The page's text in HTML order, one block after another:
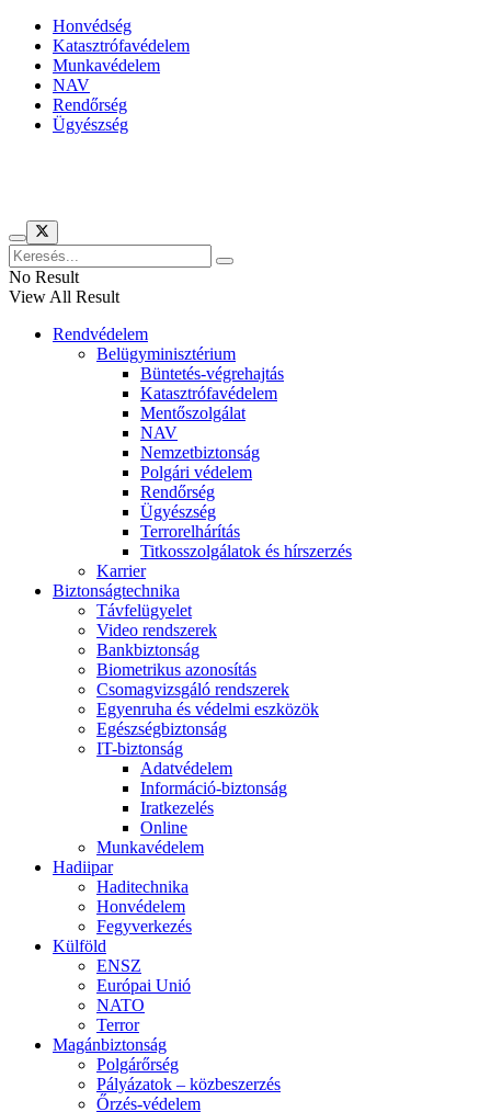
Honvédség
Katasztrófavédelem
Munkavédelem
NAV
Rendőrség
Ügyészség
No Result
View All Result
Rendvédelem
Belügyminisztérium
Büntetés-végrehajtás
Katasztrófavédelem
Mentőszolgálat
NAV
Nemzetbiztonság
Polgári védelem
Rendőrség
Ügyészség
Terrorelhárítás
Titkosszolgálatok és hírszerzés
Karrier
Biztonságtechnika
Távfelügyelet
Video rendszerek
Bankbiztonság
Biometrikus azonosítás
Csomagvizsgáló rendszerek
Egyenruha és védelmi eszközök
Egészségbiztonság
IT-biztonság
Adatvédelem
Információ-biztonság
Iratkezelés
Online
Munkavédelem
Hadiipar
Haditechnika
Honvédelem
Fegyverkezés
Külföld
ENSZ
Európai Unió
NATO
Terror
Magánbiztonság
Polgárőrség
Pályázatok – közbeszerzés
Őrzés-védelem